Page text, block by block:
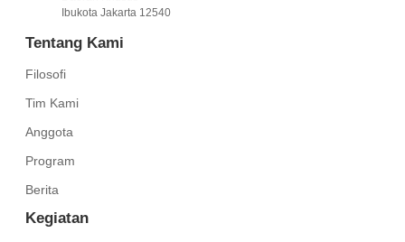
Ibukota Jakarta 12540
Tentang Kami
Filosofi
Tim Kami
Anggota
Program
Berita
Kegiatan